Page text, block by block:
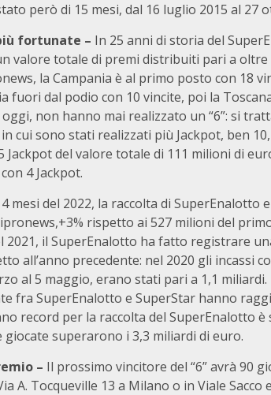
però di 15 mesi, dal 16 luglio 2015 al 27
fortunate – In 25 anni di storia del
valore totale di premi distribuiti pari a
la Campania è al primo posto con 18
fuori dal podio con 10 vincite, poi la
non hanno mai realizzato un “6”: si
cui sono stati realizzati più Jackpot, ben
Jackpot del valore totale di 111 milioni di
4 Jackpot.
mesi del 2022, la raccolta di SuperEnalotto
rispetto ai 527 milioni del
2021, il SuperEnalotto ha fatto registrare
all’anno precedente: nel 2020 gli incassi
al 5 maggio, erano stati pari a 1,1
fra SuperEnalotto e SuperStar hanno
record per la raccolta del SuperEnalotto
superarono i 3,3 miliardi di euro.
– Il prossimo vincitore del “6” avrà 90
A. Tocqueville 13 a Milano o in Viale